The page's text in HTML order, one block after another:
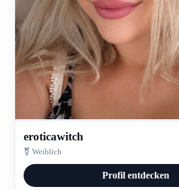
eroticawitch
⚧ Weiblich
Profil entdecken